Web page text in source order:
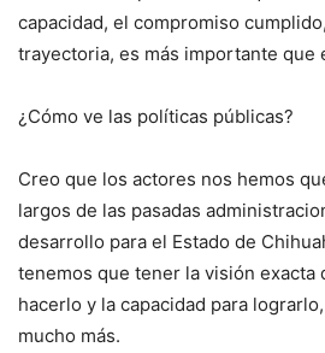
capacidad, el compromiso
trayectoria, es más importante que
¿Cómo ve las políticas públicas?
Creo que los actores nos hemos
largos de las pasadas
desarrollo para el Estado de
tenemos que tener la visión exacta
hacerlo y la capacidad para
mucho más.